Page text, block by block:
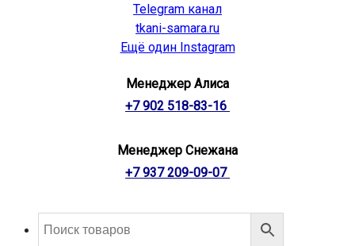
Telegram канал
tkani-samara.ru
Ещё один Instagram
Менеджер Алиса
+7 902 518-83-16
Менеджер Снежана
+7 937 209-09-07